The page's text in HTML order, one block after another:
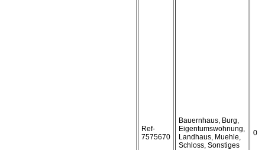
Ref-
7575670
Bauernhaus, Burg,
Eigentumswohnung,
Landhaus, Muehle,
Schloss, Sonstiges
0